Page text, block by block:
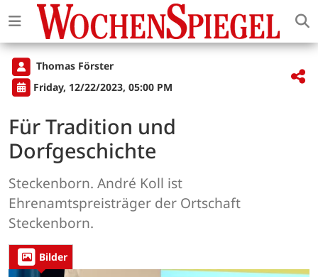
Thomas Förster
Friday, 12/22/2023, 05:00 PM
Für Tradition und
Dorfgeschichte
Steckenborn. André Koll ist
Ehrenamtspreisträger der Ortschaft
Steckenborn.
Bilder